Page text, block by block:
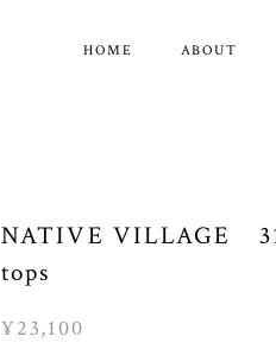
HOME ABOUT
NATIVE VILLAGE
tops
¥23,100